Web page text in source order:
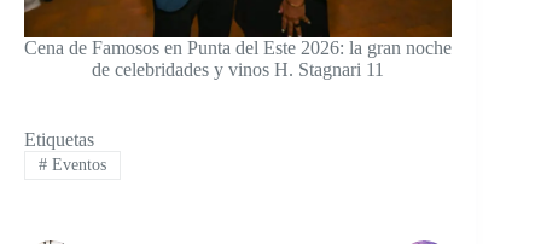
Cena de Famosos en Punta del Este 2026: la gran noche
de celebridades y vinos H. Stagnari 11
Etiquetas
#Eventos